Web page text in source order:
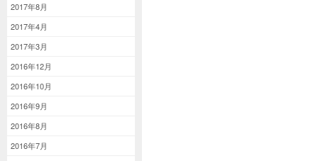
2017年8月
2017年4月
2017年3月
2016年12月
2016年10月
2016年9月
2016年8月
2016年7月